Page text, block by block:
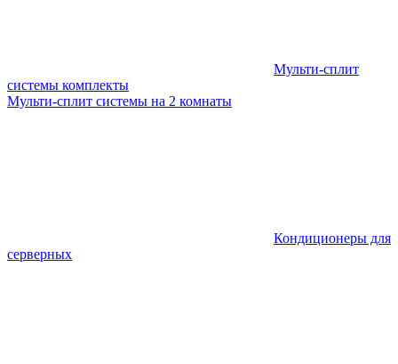
Мульти-сплит
системы комплекты
Мульти-сплит системы на 2 комнаты
Кондиционеры для
серверных